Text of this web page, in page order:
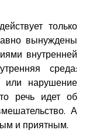
только
вынуждены
внутренней
среда:
или нарушение
речь идет об
А
и приятным.